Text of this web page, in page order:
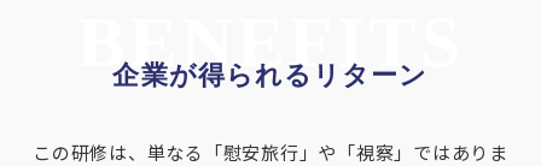
BENEFITS
企業が得られるリターン
この研修は、単なる「慰安旅行」や「視察」ではありま